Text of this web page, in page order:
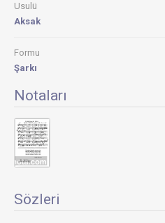
Usulü
Aksak
Formu
Şarkı
Notaları
Sözleri